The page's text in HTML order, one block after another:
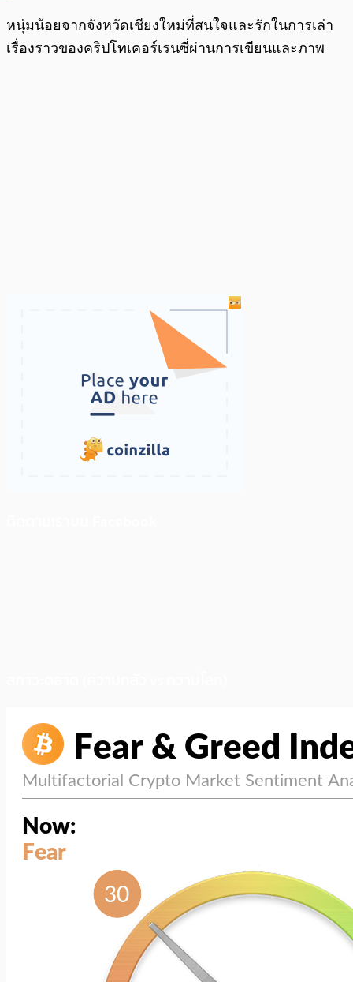
หนุ่มน้อยจากจังหวัดเชียงใหม่ที่สนใจและรักในการเล่า
เรื่องราวของคริปโทเคอร์เรนซี่ผ่านการเขียนและภาพ